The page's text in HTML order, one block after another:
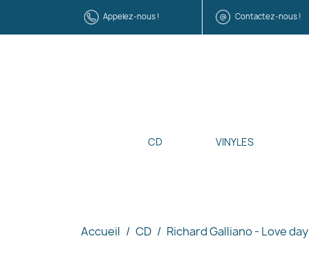
Appelez-nous ! Contactez-nous !
CD VINYLES
Accueil CD Richard Galliano - Love day